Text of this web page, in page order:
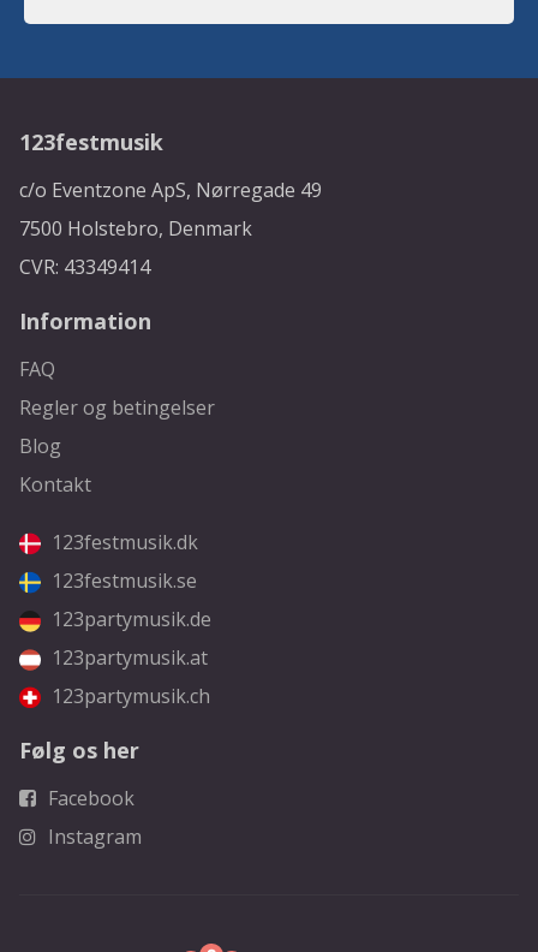
123festmusik
c/o Eventzone ApS, Nørregade 49
7500 Holstebro, Denmark
CVR: 43349414
Information
FAQ
Regler og betingelser
Blog
Kontakt
123festmusik.dk
123festmusik.se
123partymusik.de
123partymusik.at
123partymusik.ch
Følg os her
Facebook
Instagram